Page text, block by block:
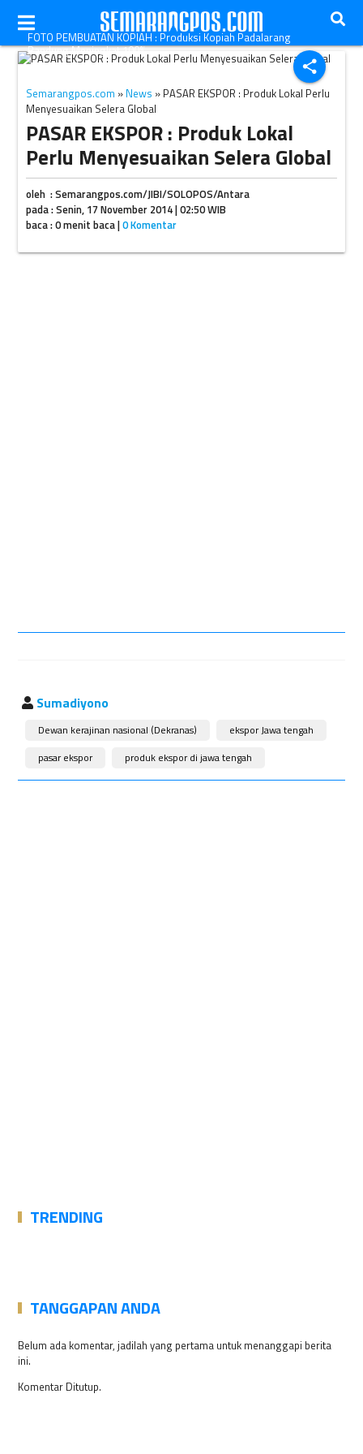
share
FOTO PEMBUATAN KOPIAH : Produksi Kopiah Padalarang
Bandung Meningkat 100%
Semarangpos.com » News » PASAR EKSPOR : Produk Lokal Perlu
Menyesuaikan Selera Global
PASAR EKSPOR : Produk Lokal
Perlu Menyesuaikan Selera Global
oleh : Semarangpos.com/JIBI/SOLOPOS/Antara
pada : Senin, 17 November 2014 | 02:50 WIB
baca : 0 menit baca |0 Komentar
Sumadiyono
Dewan kerajinan nasional (Dekranas)
ekspor Jawa tengah
pasar ekspor
produk ekspor di jawa tengah
TRENDING
TANGGAPAN ANDA
Belum ada komentar, jadilah yang pertama untuk menanggapi berita
ini.
Komentar Ditutup.